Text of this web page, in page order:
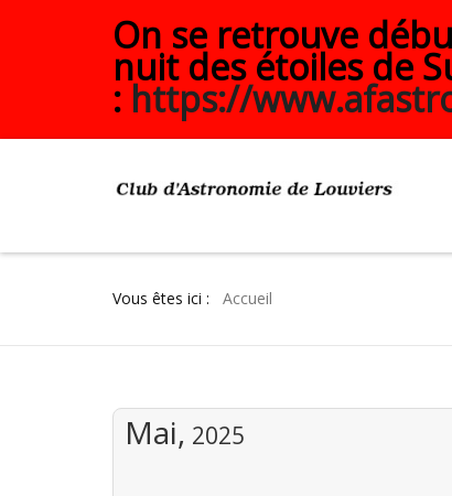
On se retrouve
nuit des étoiles de
: https://
Vous êtes ici : Accueil
Mai, 2025